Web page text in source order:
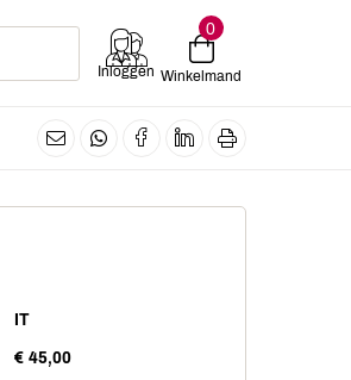
Inloggen
0
Winkelmand
IT
€ 45,00